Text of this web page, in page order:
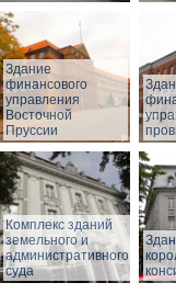
Здание
финансового
управления
Восточной
Пруссии
Комплекс зданий
земельного и
административного
суда